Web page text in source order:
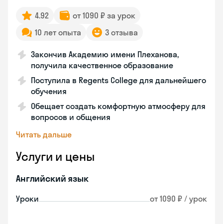
4.92
от 1090 ₽ за урок
10 лет опыта
3 отзыва
Закончив Академию имени Плеханова,
получила качественное образование
Поступила в Regents College для дальнейшего
обучения
Обещает создать комфортную атмосферу для
вопросов и общения
Читать дальше
Услуги и цены
Английский язык
Уроки от 1090 ₽ / урок